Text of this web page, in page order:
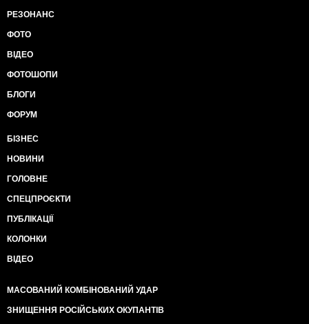
РЕЗОНАНС
ФОТО
ВІДЕО
ФОТОШОПИ
БЛОГИ
ФОРУМ
БІЗНЕС
НОВИНИ
ГОЛОВНЕ
СПЕЦПРОЄКТИ
ПУБЛІКАЦІЇ
КОЛОНКИ
ВІДЕО
МАСОВАНИЙ КОМБІНОВАНИЙ УДАР
ЗНИЩЕННЯ РОСІЙСЬКИХ ОКУПАНТІВ